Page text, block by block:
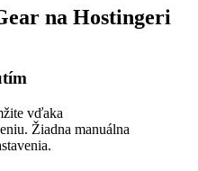
na Hostingeri
vďaka
Žiadna manuálna